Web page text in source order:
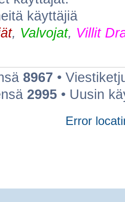
käyttäjiä
, Valvojat, Villit
8967 •
2995 • Uusin
Error